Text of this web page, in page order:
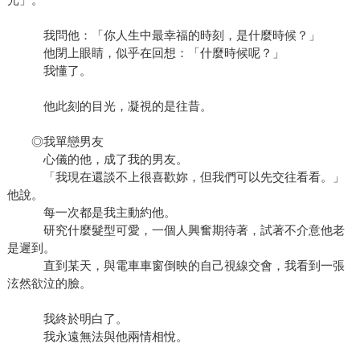
我問他：「你人生中最幸福的時刻，是什麼時候？」
他閉上眼睛，似乎在回想：「什麼時候呢？」
我懂了。
他此刻的目光，凝視的是往昔。
◎我單戀男友
心儀的他，成了我的男友。
「我現在還談不上很喜歡妳，但我們可以先交往看看。」
他說。
每一次都是我主動約他。
研究什麼髮型可愛，一個人興奮期待著，試著不介意他老
是遲到。
直到某天，與電車車窗倒映的自己視線交會，我看到一張
泫然欲泣的臉。
我終於明白了。
我永遠無法與他兩情相悅。